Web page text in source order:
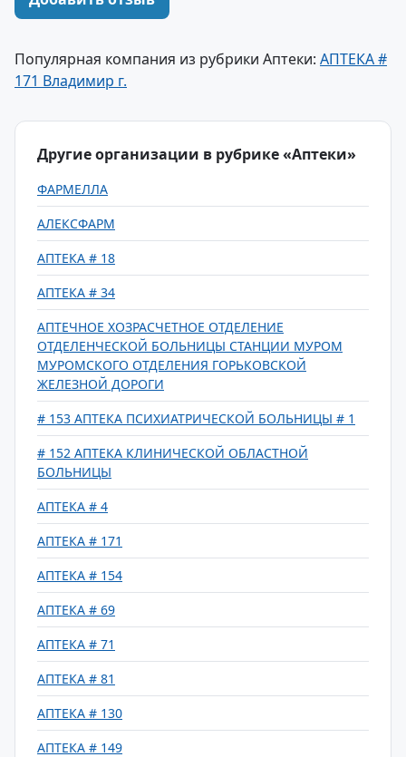
Популярная компания из рубрики Аптеки: АПТЕКА #
171 Владимир г.
Другие организации в рубрике «Аптеки»
ФАРМЕЛЛА
АЛЕКСФАРМ
АПТЕКА # 18
АПТЕКА # 34
АПТЕЧНОЕ ХОЗРАСЧЕТНОЕ ОТДЕЛЕНИЕ
ОТДЕЛЕНЧЕСКОЙ БОЛЬНИЦЫ СТАНЦИИ МУРОМ
МУРОМСКОГО ОТДЕЛЕНИЯ ГОРЬКОВСКОЙ
ЖЕЛЕЗНОЙ ДОРОГИ
# 153 АПТЕКА ПСИХИАТРИЧЕСКОЙ БОЛЬНИЦЫ # 1
# 152 АПТЕКА КЛИНИЧЕСКОЙ ОБЛАСТНОЙ
БОЛЬНИЦЫ
АПТЕКА # 4
АПТЕКА # 171
АПТЕКА # 154
АПТЕКА # 69
АПТЕКА # 71
АПТЕКА # 81
АПТЕКА # 130
АПТЕКА # 149